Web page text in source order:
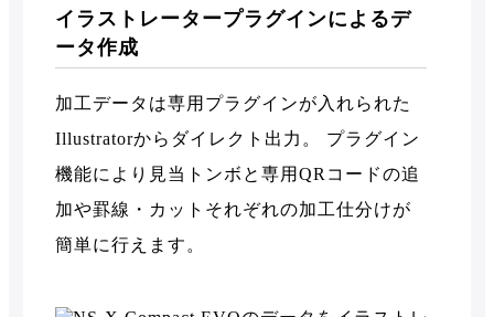
イラストレータープラグインによるデ
ータ作成
加工データは専用プラグインが入れられた
Illustratorからダイレクト出力。 プラグイン
機能により見当トンボと専用QRコードの追
加や罫線・カットそれぞれの加工仕分けが
簡単に行えます。